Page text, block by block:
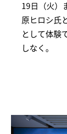
19日（火）
原ヒロシ氏
として体験
しなく。